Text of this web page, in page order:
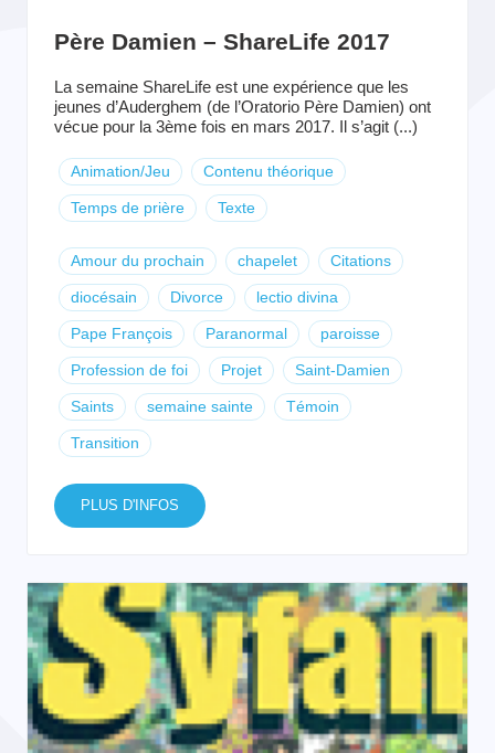
Père Damien – ShareLife 2017
La semaine ShareLife est une expérience que les
jeunes d’Auderghem (de l’Oratorio Père Damien) ont
vécue pour la 3ème fois en mars 2017. Il s’agit (...)
Animation/Jeu Contenu théorique
Temps de prière Texte
Amour du prochain chapelet Citations
diocésain Divorce lectio divina
Pape François Paranormal paroisse
Profession de foi Projet Saint-Damien
Saints semaine sainte Témoin
Transition
PLUS D'INFOS